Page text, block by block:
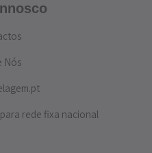
Nós
rede fixa nacional